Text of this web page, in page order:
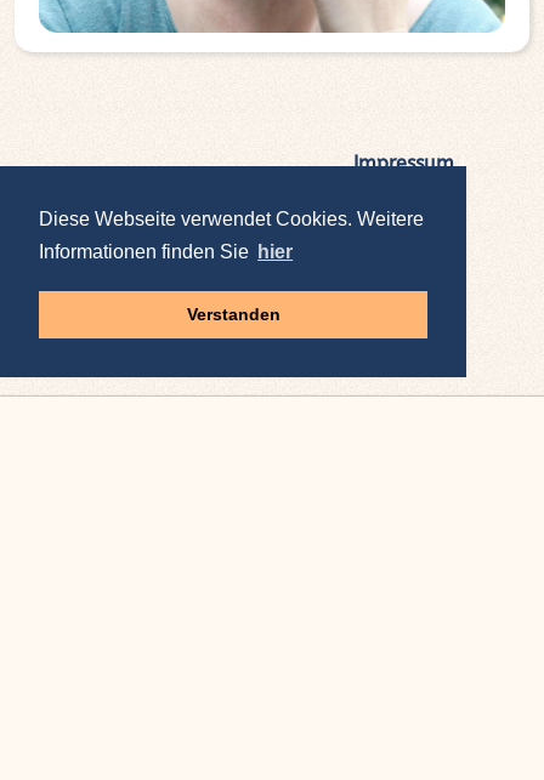
Diese Webseite verwendet Cookies. Weitere
Informationen finden Sie hier
Verstanden
Impressum|